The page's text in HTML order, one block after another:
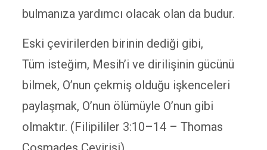
bulmanıza yardımcı olacak olan da budur.
Eski çevirilerden birinin dediği gibi,
Tüm isteğim, Mesih’i ve dirilişinin gücünü
bilmek, O’nun çekmiş olduğu işkenceleri
paylaşmak, O’nun ölümüyle O’nun gibi
olmaktır. (Filipililer 3:10–14 – Thomas